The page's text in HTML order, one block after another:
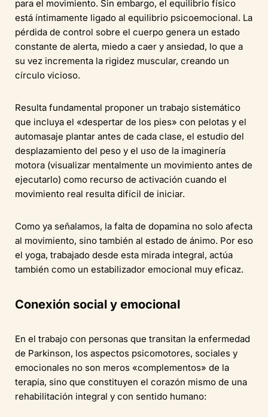
para el movimiento. Sin embargo, el equilibrio físico
está íntimamente ligado al equilibrio psicoemocional. La
pérdida de control sobre el cuerpo genera un estado
constante de alerta, miedo a caer y ansiedad, lo que a
su vez incrementa la rigidez muscular, creando un
círculo vicioso.
Resulta fundamental proponer un trabajo sistemático
que incluya el «despertar de los pies» con pelotas y el
automasaje plantar antes de cada clase, el estudio del
desplazamiento del peso y el uso de la imaginería
motora (visualizar mentalmente un movimiento antes de
ejecutarlo) como recurso de activación cuando el
movimiento real resulta difícil de iniciar.
Como ya señalamos, la falta de dopamina no solo afecta
al movimiento, sino también al estado de ánimo. Por eso
el yoga, trabajado desde esta mirada integral, actúa
también como un estabilizador emocional muy eficaz.
Conexión social y emocional
En el trabajo con personas que transitan la enfermedad
de Parkinson, los aspectos psicomotores, sociales y
emocionales no son meros «complementos» de la
terapia, sino que constituyen el corazón mismo de una
rehabilitación integral y con sentido humano: